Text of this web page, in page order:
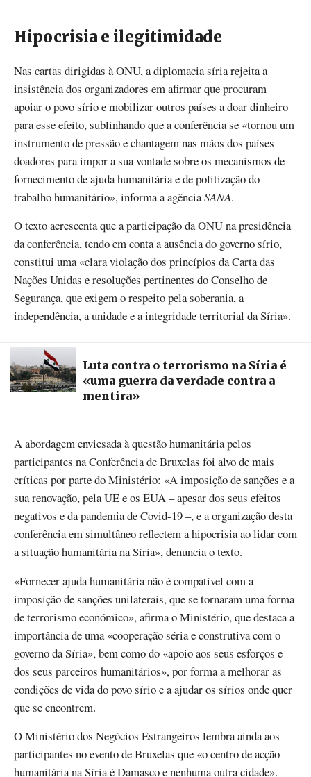
Hipocrisia e ilegitimidade
Nas cartas dirigidas à ONU, a diplomacia síria rejeita a
insistência dos organizadores em afirmar que procuram
apoiar o povo sírio e mobilizar outros países a doar dinheiro
para esse efeito, sublinhando que a conferência se «tornou um
instrumento de pressão e chantagem nas mãos dos países
doadores para impor a sua vontade sobre os mecanismos de
fornecimento de ajuda humanitária e de politização do
trabalho humanitário», informa a agênciaSANA.
O texto acrescenta que a participação da ONU na presidência
da conferência, tendo em conta a ausência do governo sírio,
constitui uma «clara violação dos princípios da Carta das
Nações Unidas e resoluções pertinentes do Conselho de
Segurança, que exigem o respeito pela soberania, a
independência, a unidade e a integridade territorial da Síria».
Luta contra o terrorismo na Síria é
«uma guerra da verdade contra a
mentira»
A abordagem enviesada à questão humanitária pelos
participantes na Conferência de Bruxelas foi alvo de mais
críticas por parte do Ministério: «A imposição de sanções e a
sua renovação, pela UE e os EUA – apesar dos seus efeitos
negativos e da pandemia de Covid-19 –, e a organização desta
conferência em simultâneo reflectem a hipocrisia ao lidar com
a situação humanitária na Síria», denuncia o texto.
«Fornecer ajuda humanitária não é compatível com a
imposição de sanções unilaterais, que se tornaram uma forma
de terrorismo económico», afirma o Ministério, que destaca a
importância de uma «cooperação séria e construtiva com o
governo da Síria», bem como do «apoio aos seus esforços e
dos seus parceiros humanitários», por forma a melhorar as
condições de vida do povo sírio e a ajudar os sírios onde quer
que se encontrem.
O Ministério dos Negócios Estrangeiros lembra ainda aos
participantes no evento de Bruxelas que «o centro de acção
humanitária na Síria é Damasco e nenhuma outra cidade».